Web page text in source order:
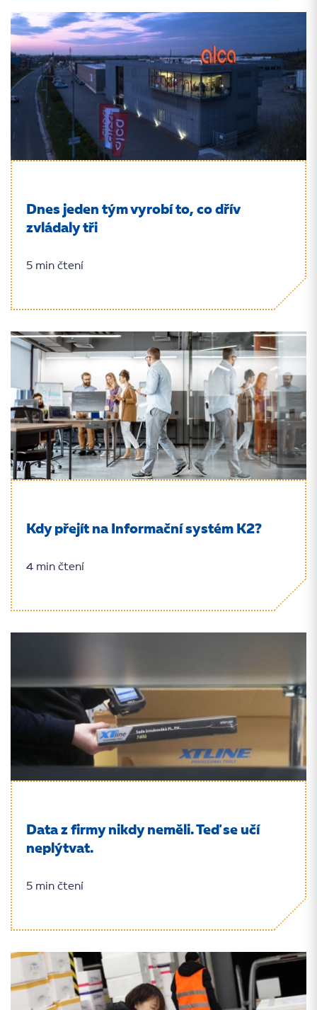
Dnes jeden tým vyrobí to, co dřív
zvládaly tři
5 min čtení
Kdy přejít na Informační systém K2?
4 min čtení
Data z firmy nikdy neměli. Teď se učí
neplýtvat.
5 min čtení